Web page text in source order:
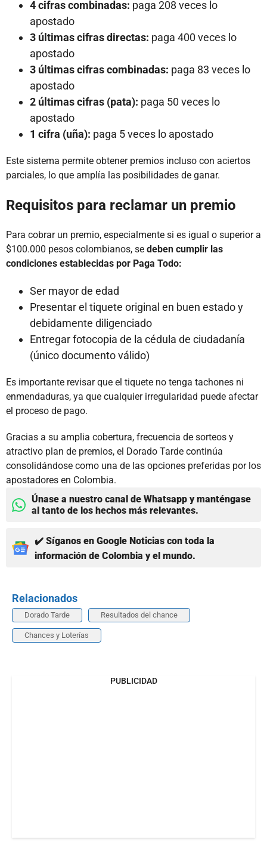
4 cifras combinadas: paga 208 veces lo
apostado
3 últimas cifras directas: paga 400 veces lo
apostado
3 últimas cifras combinadas: paga 83 veces lo
apostado
2 últimas cifras (pata): paga 50 veces lo
apostado
1 cifra (uña): paga 5 veces lo apostado
Este sistema permite obtener premios incluso con aciertos
parciales, lo que amplía las posibilidades de ganar.
Requisitos para reclamar un premio
Para cobrar un premio, especialmente si es igual o superior a
$100.000 pesos colombianos, se deben cumplir las
condiciones establecidas por Paga Todo:
Ser mayor de edad
Presentar el tiquete original en buen estado y
debidamente diligenciado
Entregar fotocopia de la cédula de ciudadanía
(único documento válido)
Es importante revisar que el tiquete no tenga tachones ni
enmendaduras, ya que cualquier irregularidad puede afectar
el proceso de pago.
Gracias a su amplia cobertura, frecuencia de sorteos y
atractivo plan de premios, el Dorado Tarde continúa
consolidándose como una de las opciones preferidas por los
apostadores en Colombia.
Únase a nuestro canal de Whatsapp y manténgase
al tanto de los hechos más relevantes.
✔️ Síganos en Google Noticias con toda la
información de Colombia y el mundo.
Relacionados
Dorado Tarde Resultados del chance
Chances y Loterías
PUBLICIDAD